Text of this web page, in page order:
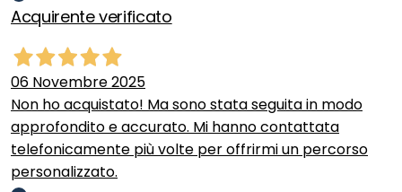
Acquirente verificato
06 Novembre 2025
Non ho acquistato! Ma sono stata seguita in modo
approfondito e accurato. Mi hanno contattata
telefonicamente più volte per offrirmi un percorso
personalizzato.